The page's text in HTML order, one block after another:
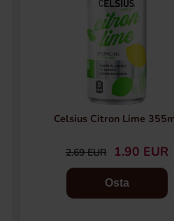
Celsius Citron Lime
2.69 EUR 1.90 EUR
Osta